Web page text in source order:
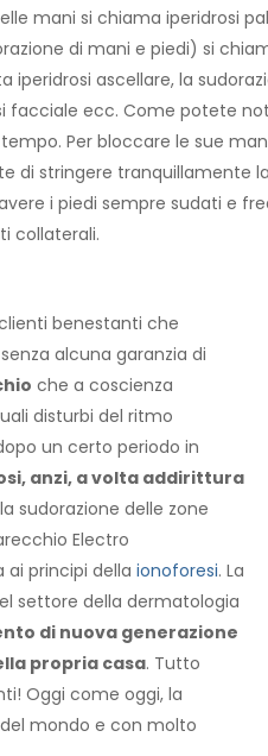
mani si chiama iperidrosi
di mani e piedi) si
iperidrosi ascellare, la
facciale ecc. Come potete
Per bloccare le sue
di stringere tranquillamente
i piedi sempre sudati e
collaterali.
benestanti che
alcuna garanzia di
che a coscienza
disturbi del ritmo
un certo periodo in
anzi, a volta addirittura
sudorazione delle zone
Electro
principi della ionoforesi. La
settore della dermatologia
di nuova generazione
propria casa. Tutto
Oggi come oggi, la
mondo e con molto